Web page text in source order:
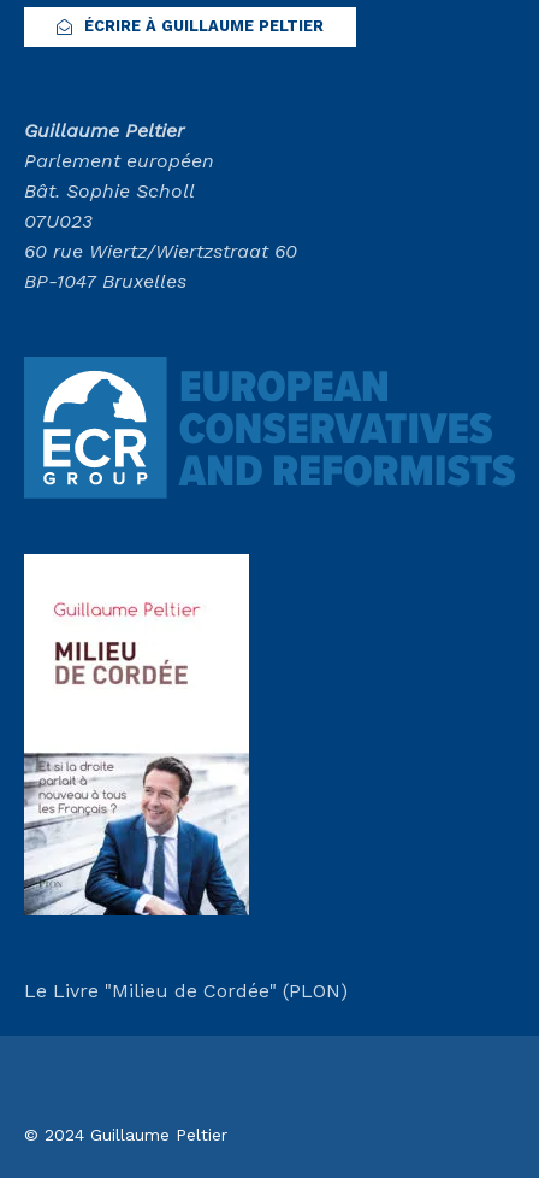
ÉCRIRE À GUILLAUME PELTIER
Guillaume Peltier
Parlement européen
Bât. Sophie Scholl
07U023
60 rue Wiertz/Wiertzstraat 60
BP-1047 Bruxelles
Le Livre "Milieu de Cordée" (PLON)
© 2024 Guillaume Peltier